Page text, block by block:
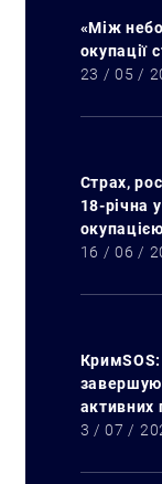
«Між
окупації
23 / 05 /
Страх,
18-річна
окупацією
16 / 06 /
активних
3 / 07 /